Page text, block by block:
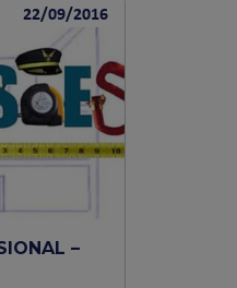
22/09/2016
–